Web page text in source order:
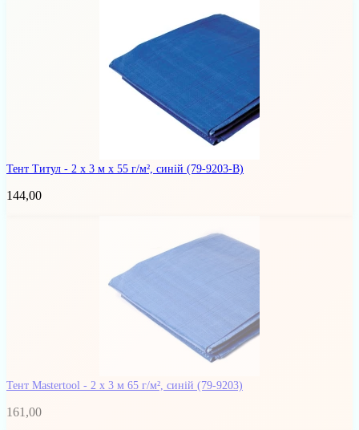
Тент Титул - 2 x 3 м x 55 г/м², синій (79-9203-В)
144,00
Тент Mastertool - 2 х 3 м 65 г/м², синій (79-9203)
161,00